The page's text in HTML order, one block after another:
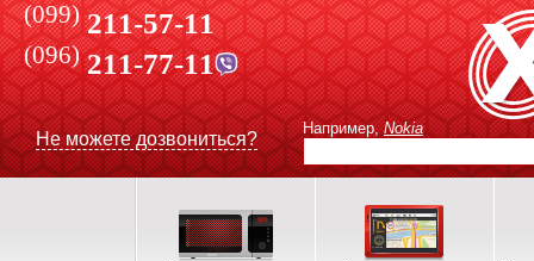
(099) 211-57-11
(096)211-77-11
Не можете дозвониться?
Например, Nokia